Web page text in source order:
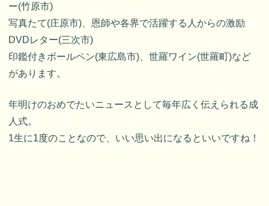
ー(竹原市)
写真たて(庄原市)、恩師や各界で活躍する人からの激励
DVDレター(三次市)
印鑑付きボールペン(東広島市)、世羅ワイン(世羅町)など
があります。
年明けのおめでたいニュースとして毎年広く伝えられる成
人式。
1生に1度のことなので、いい思い出になるといいですね！